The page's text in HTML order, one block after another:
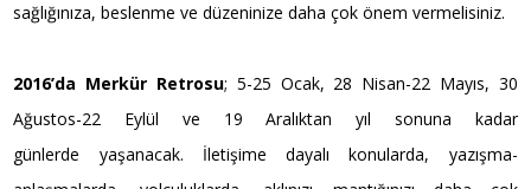
sağlığınıza, beslenme ve düzeninize daha çok önem vermelisiniz.
2016’da Merkür Retrosu; 5-25 Ocak, 28 Nisan-22 Mayıs, 30
Ağustos-22 Eylül ve 19 Aralıktan yıl sonuna kadar
günlerde yaşanacak. İletişime dayalı konularda, yazışma-